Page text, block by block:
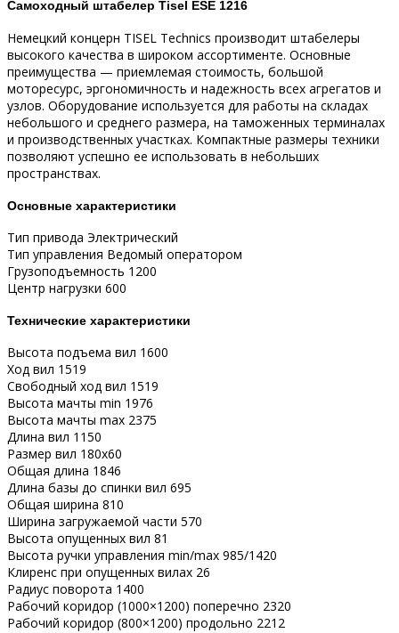
Самоходный штабелер Tisel ESE 1216
Немецкий концерн TISEL Technics производит штабелеры
высокого качества в широком ассортименте. Основные
преимущества — приемлемая стоимость, большой
моторесурс, эргономичность и надежность всех агрегатов и
узлов. Оборудование используется для работы на складах
небольшого и среднего размера, на таможенных терминалах
и производственных участках. Компактные размеры техники
позволяют успешно ее использовать в небольших
пространствах.
Основные характеристики
Тип привода Электрический
Тип управления Ведомый оператором
Грузоподъемность 1200
Центр нагрузки 600
Технические характеристики
Высота подъема вил 1600
Ход вил 1519
Свободный ход вил 1519
Высота мачты min 1976
Высота мачты max 2375
Длина вил 1150
Размер вил 180х60
Общая длина 1846
Длина базы до спинки вил 695
Общая ширина 810
Ширина загружаемой части 570
Высота опущенных вил 81
Высота ручки управления min/max 985/1420
Клиренс при опущенных вилах 26
Радиус поворота 1400
Рабочий коридор (1000×1200) поперечно 2320
Рабочий коридор (800×1200) продольно 2212